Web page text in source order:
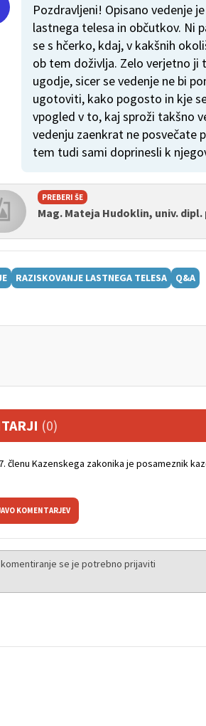
Pozdravljeni! Opisano vedenje
lastnega telesa in občutkov. Ni
se s hčerko, kdaj, v kakšnih
ob tem doživlja. Zelo verjetno ji
ugodje, sicer se vedenje ne bi
ugotoviti, kako pogosto in kje
vpogled v to, kaj sproži takšno
vedenju zaenkrat ne posvečate
tem tudi sami doprinesli k
PREBERI ŠE
Mag. Mateja Hudoklin, univ. dipl.
RAZISKOVANJE LASTNEGA TELESA Q&A
(0)
členu Kazenskega zakonika je posameznik
KOMENTARJEV